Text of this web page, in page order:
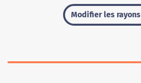
Modifier les rayons